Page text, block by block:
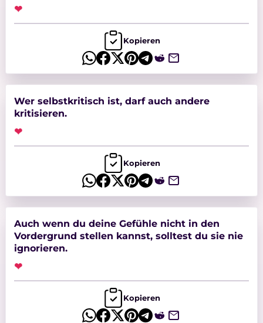
❤
Kopieren
Wer selbstkritisch ist, darf auch andere
kritisieren.
❤
Kopieren
Auch wenn du deine Gefühle nicht in den
Vordergrund stellen kannst, solltest du sie nie
ignorieren.
❤
Kopieren